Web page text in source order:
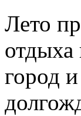
Лето
отдыха
город